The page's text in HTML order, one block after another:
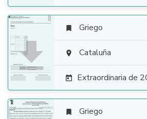

 Griego
 Cataluña
 Extraordinaria de
 Griego